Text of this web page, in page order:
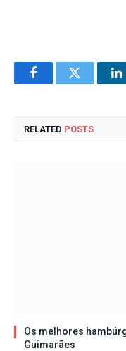
FacebookTwitter
RELATED POSTS
Os melhores
Guimarães